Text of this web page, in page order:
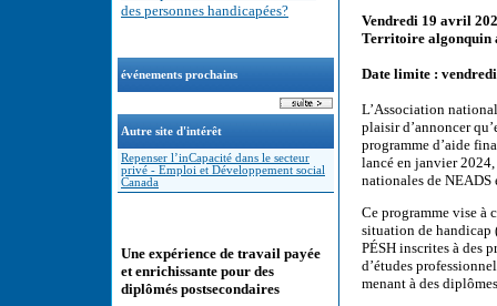
des personnes handicapées?
événements prochains
Autre site d'intérêt
Repenser l’inCapacité dans le secteur
privé - Emploi et Développement social
Canada
Une expérience de travail payée
et enrichissante pour des
diplômés postsecondaires
Vendredi 19 avril
Territoire algonquin
Date limite :
L’Association
plaisir d’annoncer
programme d’aide
lancé en janvier
nationales de
Ce programme vise à
situation de handicap
PÉSH inscrites à des
d’études
menant à des